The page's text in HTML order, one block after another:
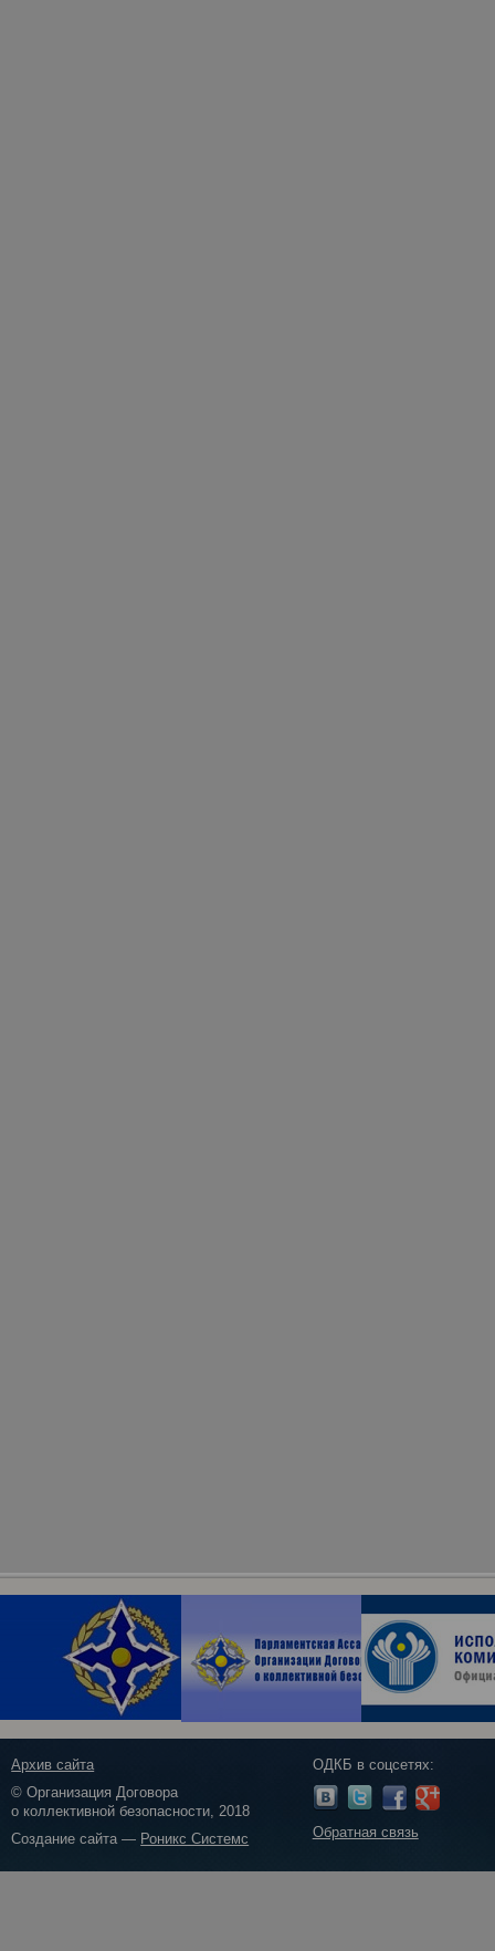
Архив сайта
© Организация Договора
о коллективной безопасности, 2018
Создание сайта — Роникс Системс
ОДКБ в соцсетях:
Обратная связь